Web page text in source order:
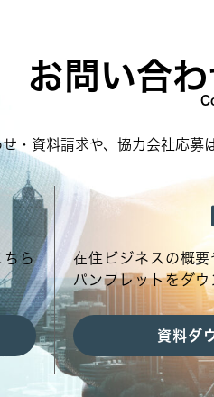
お問い合
・資料請求や、協力会社応
ら
在住ビジネスの概
パンフレットをダウ
資料ダ